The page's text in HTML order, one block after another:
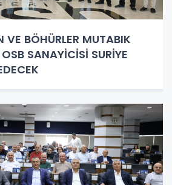
VE BÖHÜRLER MUTABIK
SANAYİCİSİ SURİYE